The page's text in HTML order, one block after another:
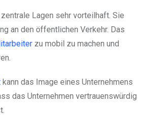
Lagen sehr vorteilhaft. Sie
an den öffentlichen Verkehr. Das
zu mobil zu machen und
kann das Image eines Unternehmens
das Unternehmen vertrauenswürdig